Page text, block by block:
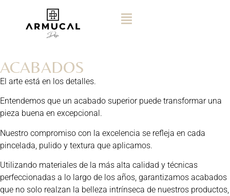
ACABADOS
El arte está en los detalles.
Entendemos que un acabado superior puede transformar una
pieza buena en excepcional.
Nuestro compromiso con la excelencia se refleja en cada
pincelada, pulido y textura que aplicamos.
Utilizando materiales de la más alta calidad y técnicas
perfeccionadas a lo largo de los años, garantizamos acabados
que no solo realzan la belleza intrínseca de nuestros productos,